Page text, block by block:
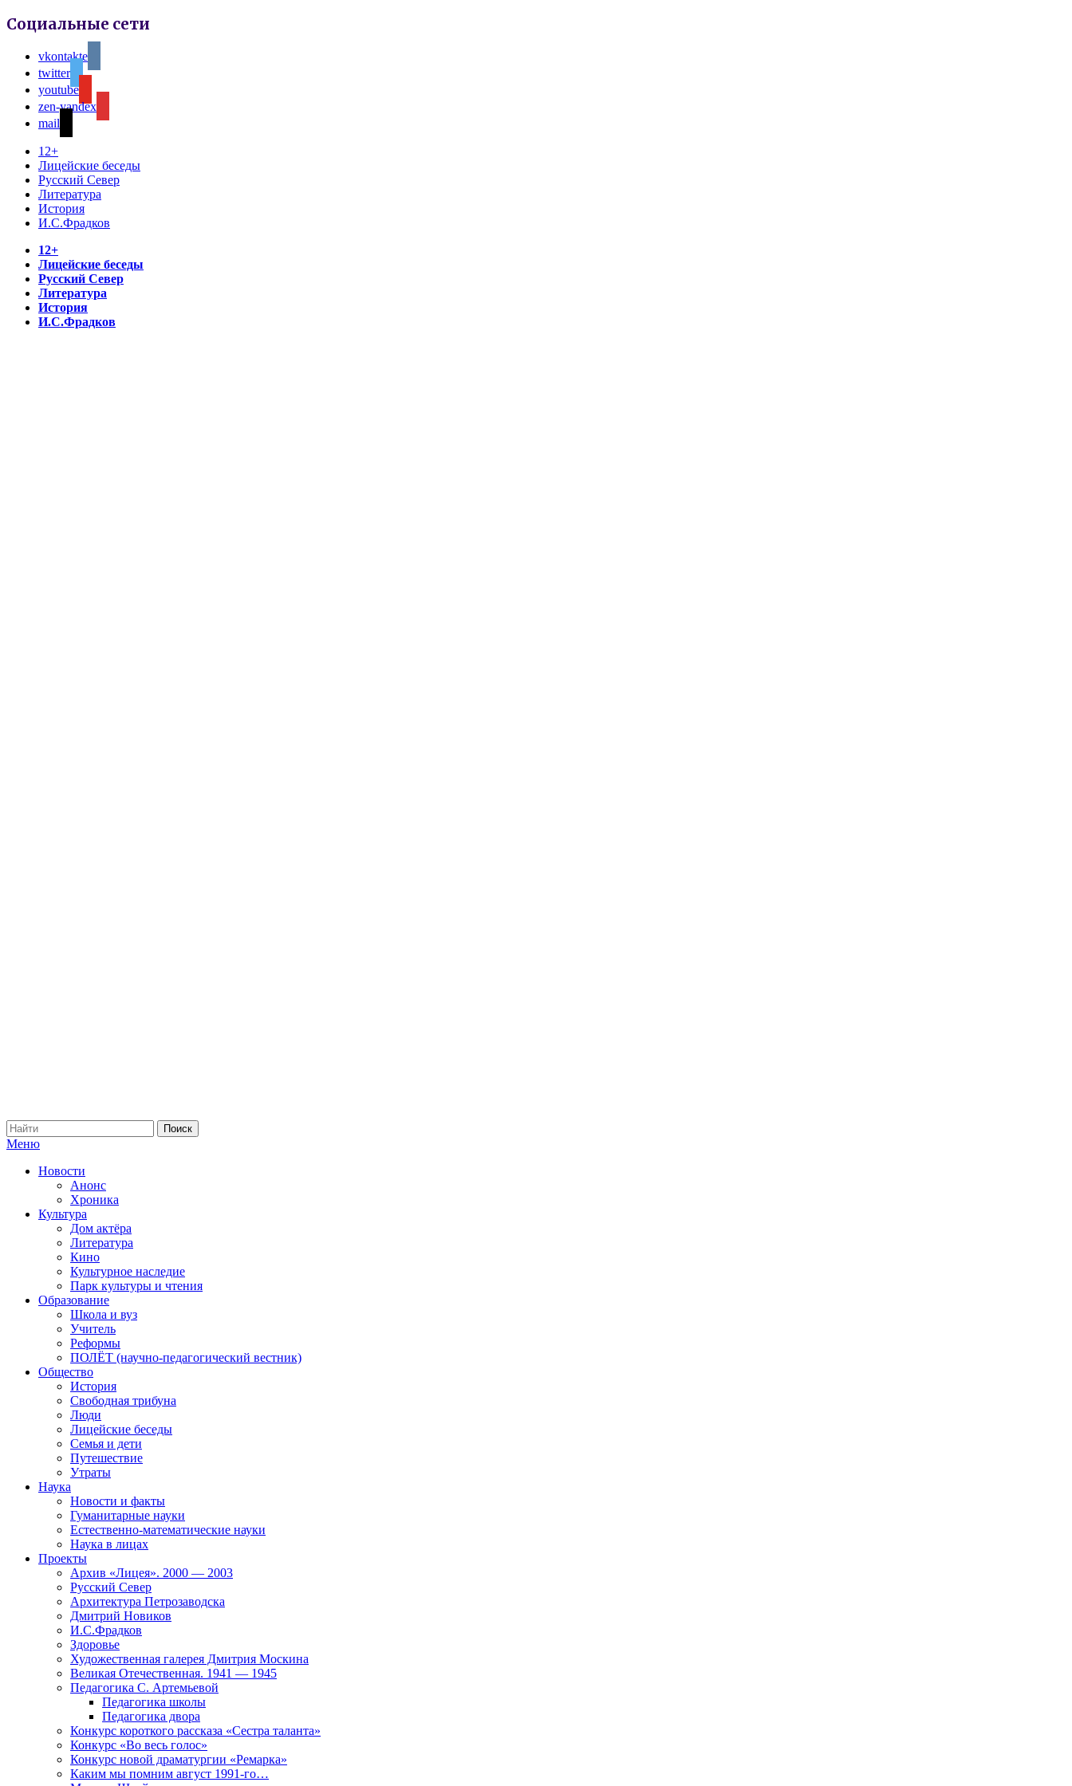
Социальные сети
vkontakte
twitter
youtube
zen-yandex
mail
12+
Лицейские беседы
Русский Север
Литература
История
И.С.Фрадков
12+
Лицейские беседы
Русский Север
Литература
История
И.С.Фрадков
Меню
Новости
Анонс
Хроника
Культура
Дом актёра
Литература
Кино
Культурное наследие
Парк культуры и чтения
Образование
Школа и вуз
Учитель
Реформы
ПОЛЁТ (научно-педагогический вестник)
Общество
История
Свободная трибуна
Люди
Лицейские беседы
Семья и дети
Путешествие
Утраты
Наука
Новости и факты
Гуманитарные науки
Естественно-математические науки
Наука в лицах
Проекты
Архив «Лицея». 2000 — 2003
Русский Север
Архитектура Петрозаводска
Дмитрий Новиков
И.С.Фрадков
Здоровье
Художественная галерея Дмитрия Москина
Великая Отечественная. 1941 — 1945
Педагогика С. Артемьевой
Педагогика школы
Педагогика двора
Конкурс короткого рассказа «Сестра таланта»
Конкурс «Во весь голос»
Конкурс новой драматургии «Ремарка»
Каким мы помним август 1991-го…